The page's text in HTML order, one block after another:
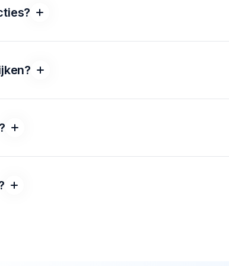
emotionele klanten. Sales gaat tenslotte niet
wat jij zegt. Zeg je iets anders? Dan reageert de
en analyseren. Zo zie je precies waar je goed
biedt inzicht per medewerker. Zo kun je als